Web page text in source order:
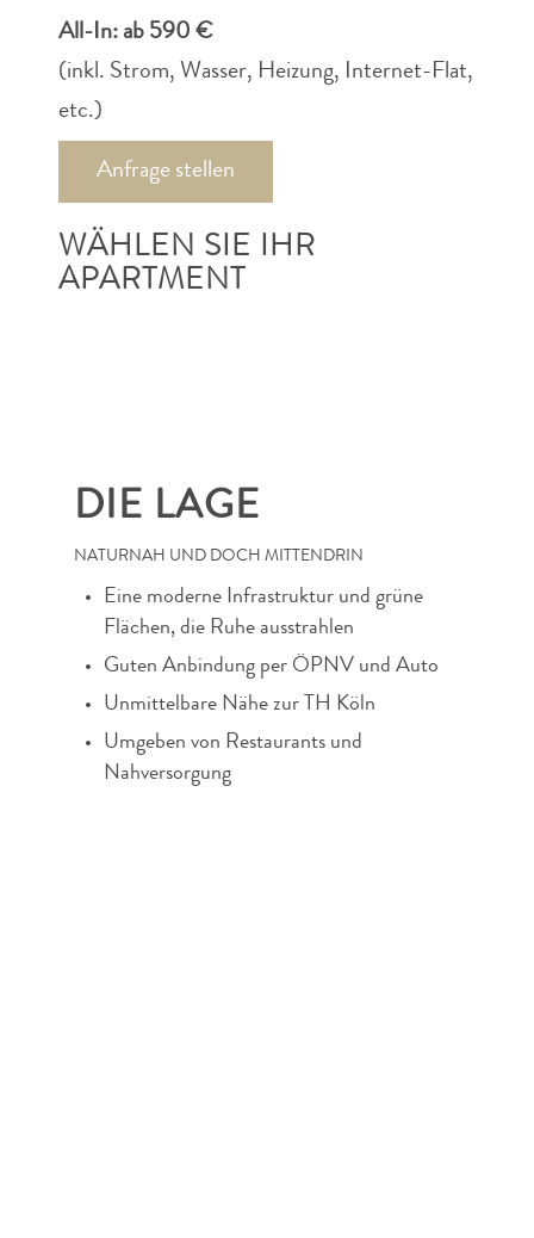
All-In: ab 590 €
(inkl. Strom, Wasser, Heizung, Internet-Flat,
etc.)
Anfrage stellen
WÄHLEN SIE IHR
APARTMENT
DIE LAGE
NATURNAH UND DOCH MITTENDRIN
Eine moderne Infrastruktur und grüne
Flächen, die Ruhe ausstrahlen
Guten Anbindung per ÖPNV und Auto
Unmittelbare Nähe zur TH Köln
Umgeben von Restaurants und
Nahversorgung